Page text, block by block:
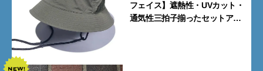
フェイス】遮熱性・UVカット・
通気性三拍子揃ったセットアッ